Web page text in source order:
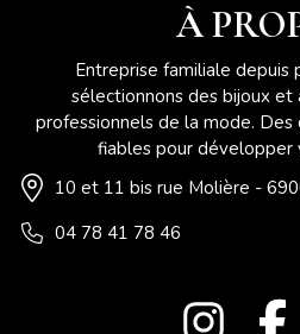
À
Entreprise familiale depuis
sélectionnons des bijoux et
professionnels de la mode.
fiables pour développer
10 et 11 bis rue Molière -
04 78 41 78 46